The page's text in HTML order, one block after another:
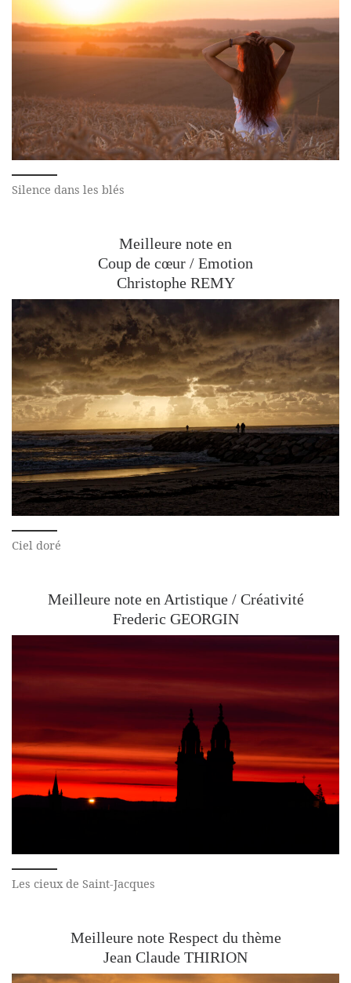
Silence dans les blés
Meilleure note en
Coup de cœur / Emotion
Christophe REMY
Ciel doré
Meilleure note en Artistique / Créativité
Frederic GEORGIN
Les cieux de Saint-Jacques
Meilleure note Respect du thème
Jean Claude THIRION